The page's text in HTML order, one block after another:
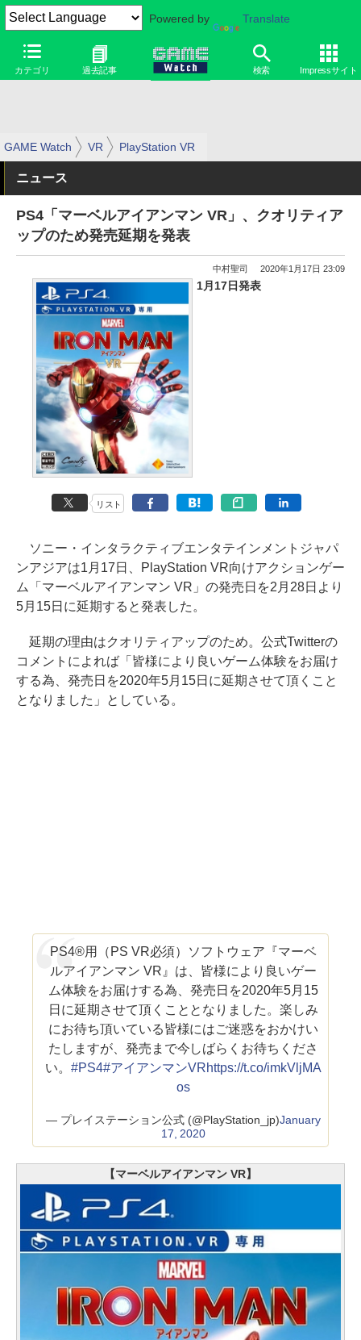
Powered by Translate
カテゴリ 過去記事 検索 Impressサイト
GAME Watch VR PlayStation VR
ニュース
PS4「マーベルアイアンマン VR」、クオリティア
ップのため発売延期を発表
中村聖司 2020年1月17日 23:09
1月17日発表
リスト
ソニー・インタラクティブエンタテインメントジャパ
ンアジアは1月17日、PlayStation VR向けアクションゲー
ム「マーベルアイアンマン VR」の発売日を2月28日より
5月15日に延期すると発表した。
延期の理由はクオリティアップのため。公式Twitterの
コメントによれば「皆様により良いゲーム体験をお届け
する為、発売日を2020年5月15日に延期させて頂くこと
となりました」としている。
PS4®用（PS VR必須）ソフトウェア『マーベ
ルアイアンマン VR』は、皆様により良いゲー
ム体験をお届けする為、発売日を2020年5月15
日に延期させて頂くこととなりました。楽しみ
にお待ち頂いている皆様にはご迷惑をおかけい
たしますが、発売まで今しばらくお待ちくださ
い。#PS4#アイアンマンVRhttps://t.co/imkVljMA
os
— プレイステーション公式 (@PlayStation_jp)January
17, 2020
【マーベルアイアンマン VR】